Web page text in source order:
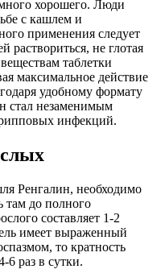
хорошего. Люди
с кашлем и
применения следует
раствориться, не глотая
таблетки
максимальное действие
удобному формату
стал незаменимым
инфекций.
Ренгалин, необходимо
там до полного
составляет 1-2
имеет выраженный
то кратность
6 раз в сутки.